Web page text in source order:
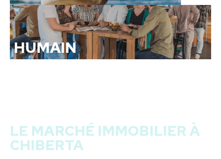
HUMAIN
LE MARCHÉ IMMOBILIER À
CHIBERTA